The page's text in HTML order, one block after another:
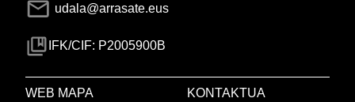
udala@arrasate.eus
IFK/CIF: P2005900B
WEB MAPA KONTAKTUA